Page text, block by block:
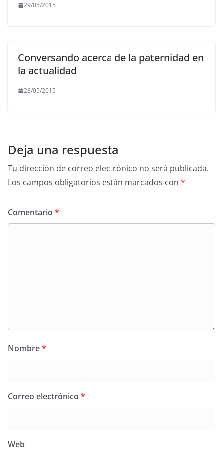
29/05/2015
Conversando acerca de la paternidad en
la actualidad
28/05/2015
Deja una respuesta
Tu dirección de correo electrónico no será publicada.
Los campos obligatorios están marcados con *
Comentario *
Nombre*
Correo electrónico *
Web